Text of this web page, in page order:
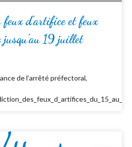
d’artifice et feux
19 juillet
de l’arrêté préfectoral,